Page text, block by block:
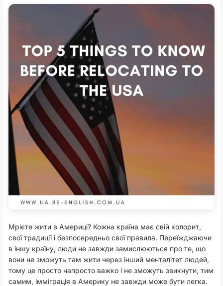
Мрієте жити в Америці? Кожна країна має свій колорит,
свої традиції і безпосередньо свої правила. Переїжджаючи
в іншу країну, люди не завжди замислюються про те, що
вони не зможуть там жити через інший менталітет людей,
тому це просто напросто важко і не зможуть звикнути, тим
самим, імміграція в Америку не завжди може бути легка.